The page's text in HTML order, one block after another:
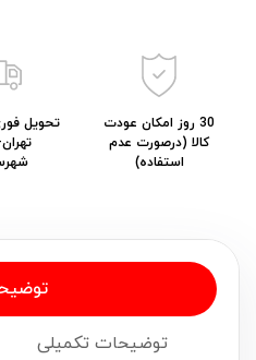
30 روز امکان عودت
کالا (درصورت عدم
استفاده)
توضیحات تکمیلی